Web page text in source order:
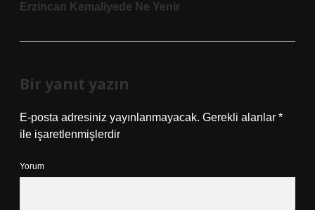
Erzincan Kemaliyede Ne Yenir
Bir yanıt yazın
E-posta adresiniz yayınlanmayacak. Gerekli alanlar *
ile işaretlenmişlerdir
Yorum